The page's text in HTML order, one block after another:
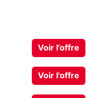
Voir l'offre
Voir l'offre